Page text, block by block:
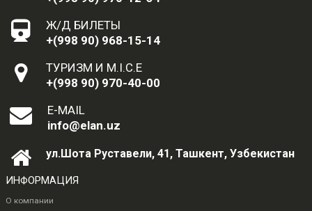
Ж/Д БИЛЕТЫ
+(998 90) 968-15-14
ТУРИЗМ И M.I.C.E
+(998 90) 970-40-00
E-MAIL
info@elan.uz
ул.Шота Руставели, 41, Ташкент, Узбекистан
ИНФОРМАЦИЯ
О компании